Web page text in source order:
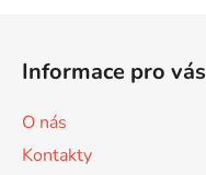
Informace pro vás
O nás
Kontakty